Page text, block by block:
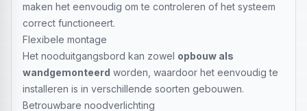
maken het eenvoudig om te controleren of het systeem
correct functioneert.
Flexibele montage
Het nooduitgangsbord kan zowel opbouw als
wandgemonteerd worden, waardoor het eenvoudig te
installeren is in verschillende soorten gebouwen.
Betrouwbare noodverlichting